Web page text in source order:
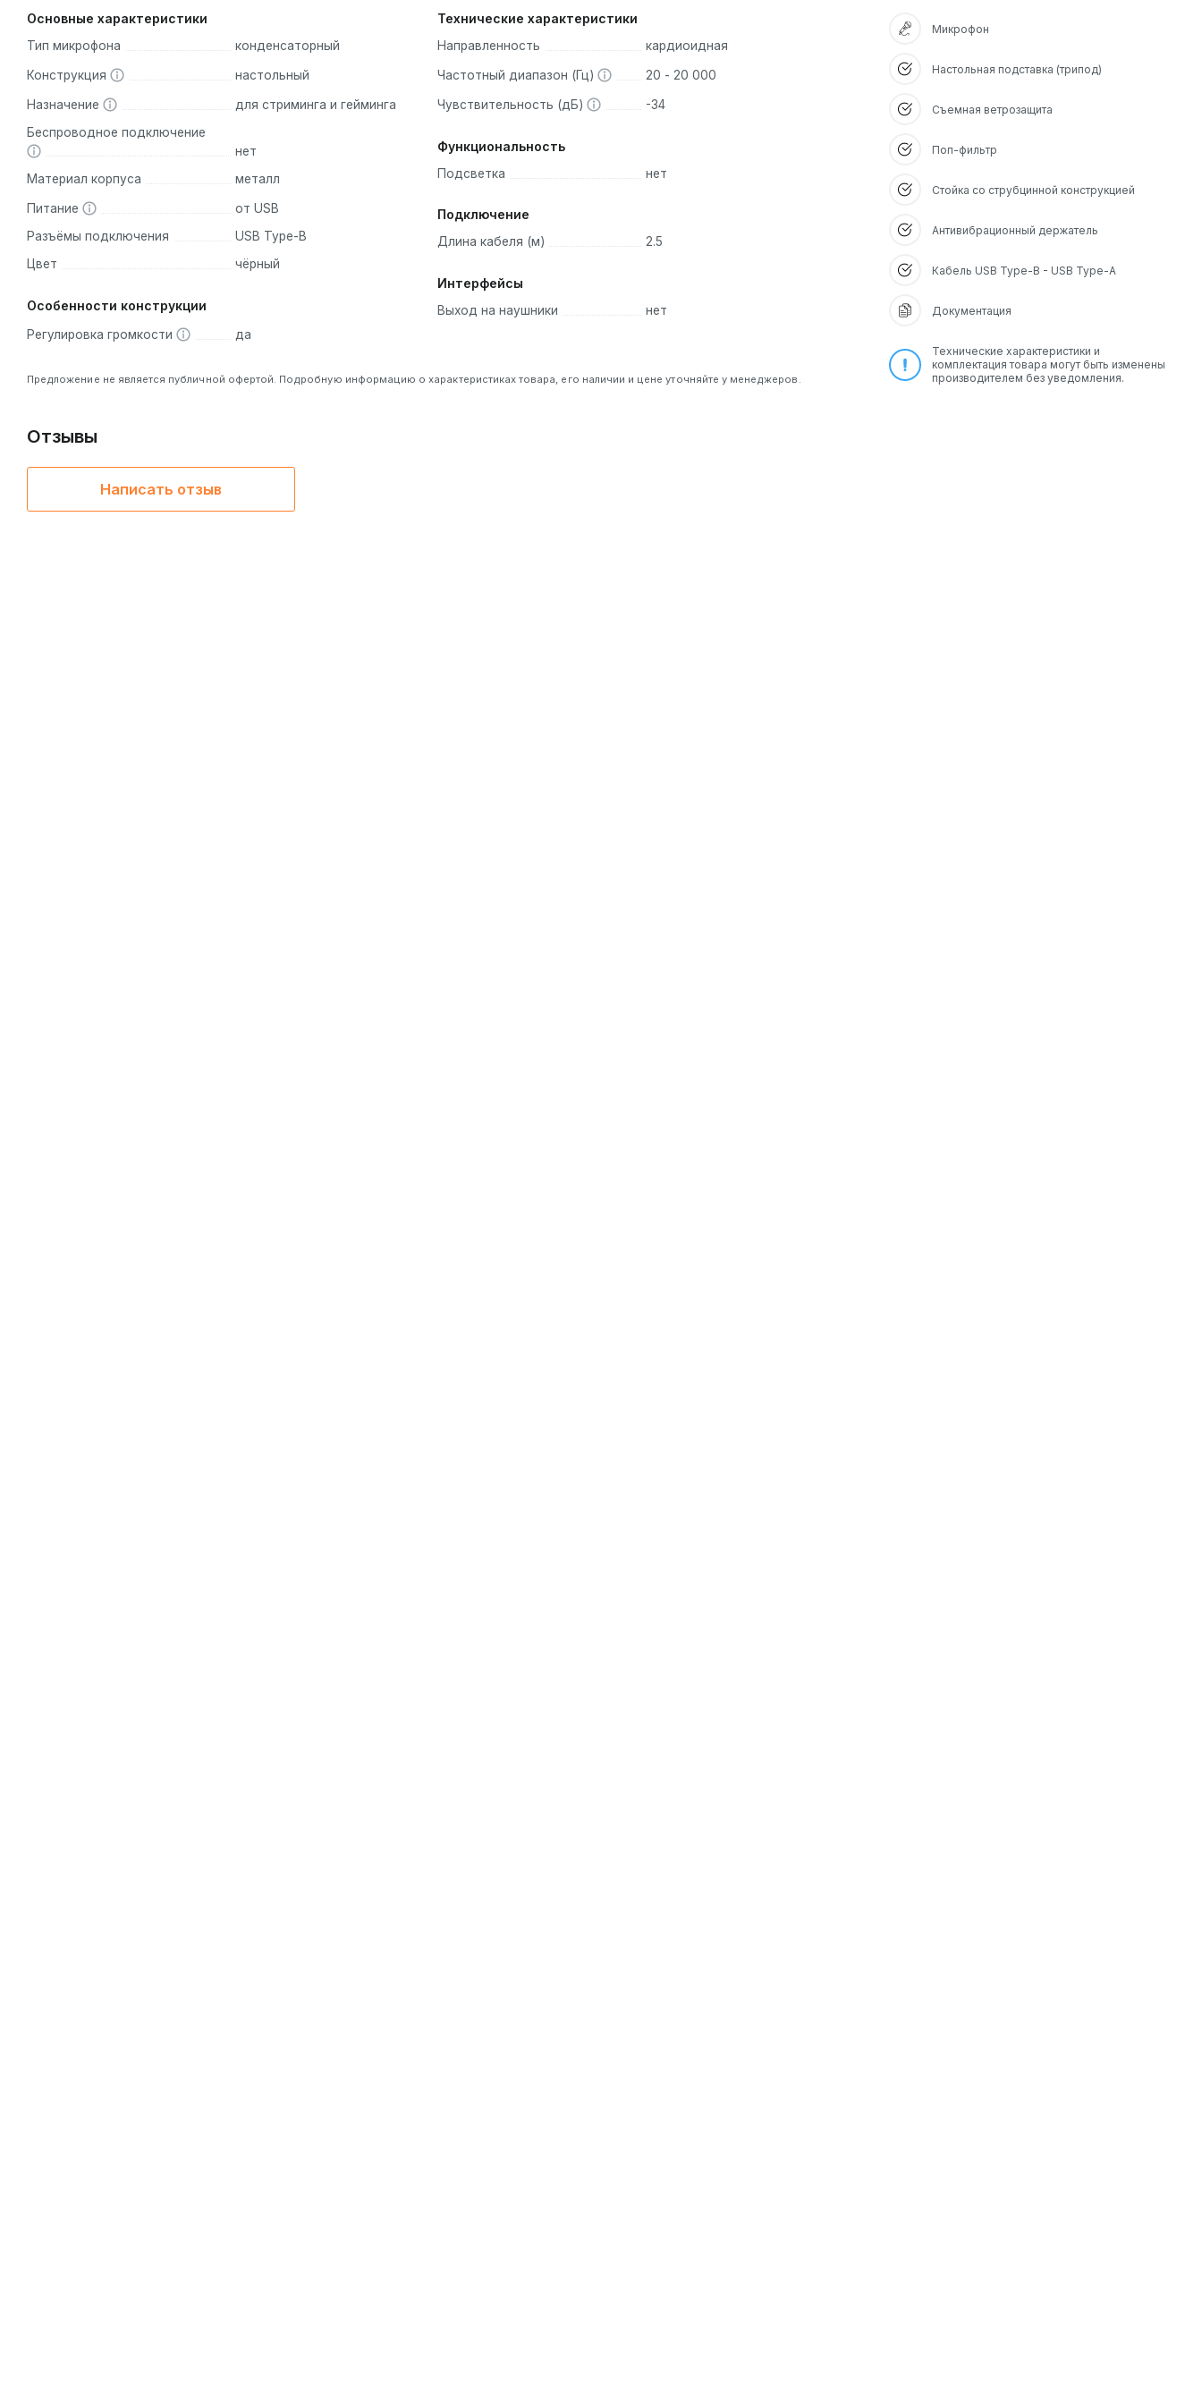
Основные характеристики
Тип микрофона конденсаторный
Конструкция настольный
Назначение
для стриминга и гейминга
Беспроводное подключение
нет
Материал корпуса
металл
Питание
от USB
Разъёмы подключения
USB Type-B
Цвет
чёрный
Особенности конструкции
Регулировка громкости да
Технические характеристики
Направленность кардиоидная
Частотный диапазон (Гц) 20 - 20 000
Чувствительность (дБ) -34
Функциональность
Подсветка нет
Подключение
Длина кабеля (м) 2.5
Интерфейсы
Выход на наушники нет
Предложение не является публичной офертой. Подробную информацию о характеристиках товара, его наличии и цене уточняйте у менеджеров.
Микрофон
Настольная подставка (трипод)
Съемная ветрозащита
Поп-фильтр
Стойка со струбцинной конструкцией
Антивибрационный держатель
Кабель USB Type-B - USB Type-A
Документация
Технические характеристики и
комплектация товара могут быть изменены
производителем без уведомления.
Отзывы
Написать отзыв